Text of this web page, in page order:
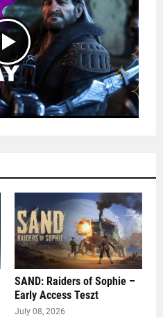
SAND: Raiders of Sophie –
Early Access Teszt
July 08, 2026